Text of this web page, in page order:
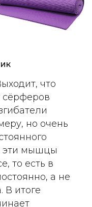
что
но очень
эти мышцы
то есть в
а не
В итоге